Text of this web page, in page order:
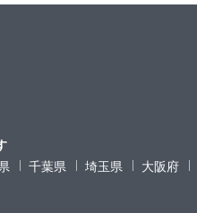
千葉県 埼玉県 大阪府